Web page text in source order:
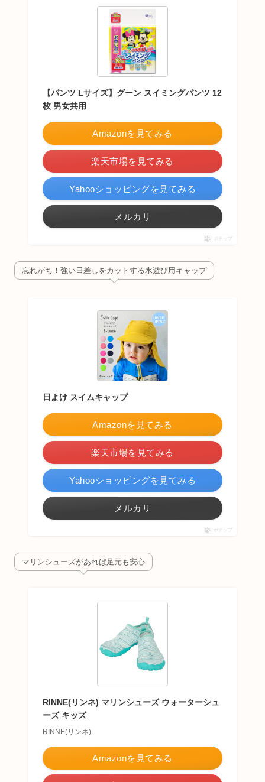
【パンツ Lサイズ】グーン スイミングパンツ 12
枚 男女共用
Amazonを見てみる
楽天市場を見てみる
Yahooショッピングを見てみる
メルカリ
ポチップ
忘れがち！強い日差しをカットする水遊び用キャップ
日よけ スイムキャップ
Amazonを見てみる
楽天市場を見てみる
Yahooショッピングを見てみる
メルカリ
ポチップ
マリンシューズがあれば足元も安心
RINNE(リンネ) マリンシューズ ウォーターシュ
ーズ キッズ
RINNE(リンネ)
Amazonを見てみる